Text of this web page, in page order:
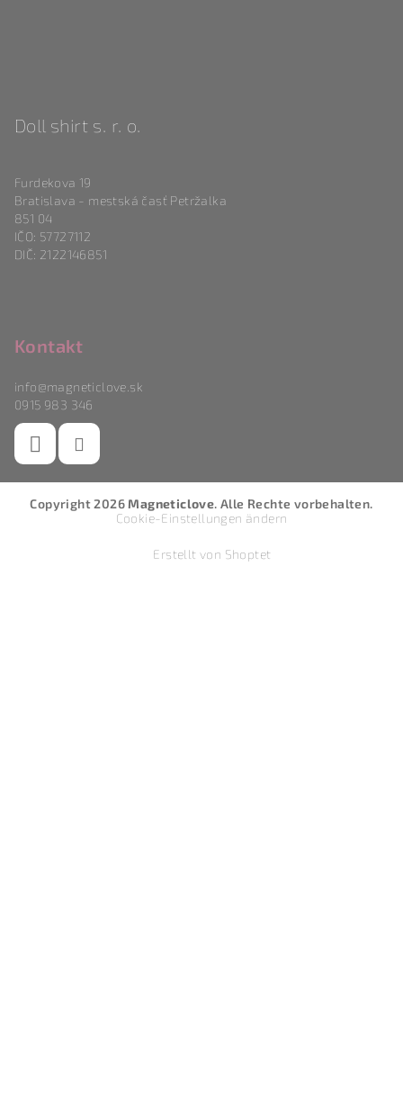
Doll shirt s. r. o.
Furdekova 19
Bratislava - mestská časť Petržalka
851 04
IČO: 57727112
DIČ: 2122146851
Kontakt
info@magneticlove.sk
0915 983 346
Copyright 2026Magneticlove. Alle Rechte vorbehalten.
Cookie-Einstellungen ändern
Erstellt von Shoptet